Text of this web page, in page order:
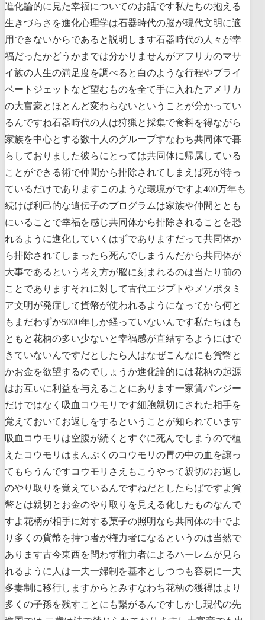
進化論的に見た幸福についてのお話です私たちの抱える
生きづらさを進化心理学は石器時代の脳が現代文明に適
用できないからであると説明します石器時代の人々が幸
福だったかどうかまでは分かりませんがアフリカのマサ
イ族の人生の満足度を調べると白のような行程やプライ
ベートジェットなど望むものを全て手に入れたアメリカ
の大富豪とほとんど変わらないということが分かってい
るんですね石器時代の人は狩猟と採集で食料を得ながら
家族を中心とする数十人のグループすなわち共同体で暮
らしておりました彼らにとっては共同体に帰属している
ことができる術で仲間から排除されてしまえば死が待っ
ているだけでありますこのような環境がですよ400万年も
続けば利己的な遺伝子のプログラムは家族や仲間ととも
にいることで幸福を感じ共同体から排除されることを恐
れるように進化していくはずでありますだって共同体か
ら排除されてしまったら死んでしまうんだから共同体が
大事であるという考え方が脳に刻まれるのは当たり前の
ことでありますそれに対して古代エジプトやメソポタミ
ア文明が発症して貨幣が使われるようになってから何と
もまだわずか5000年しか経っていないんです私たちはも
ともと花柄の多い少ないと幸福感が直結するようにはで
きていないんですだとしたら人はなぜこんなにも貨幣と
かお金を欲望するのでしょうか進化論的には花柄の起源
はお互いに利益を与えることにあります一家賃パンジー
だけではなく吸血コウモリです細胞親切にされた相手を
覚えておいてお返しをするということが知られています
吸血コウモリは空腹が続くとすぐに死んでしまうので植
えたコウモリはまんぷくのコウモリの胃の中の血を譲っ
てもらうんですコウモリさえもこうやって親切のお返し
のやり取りを覚えているんですねだとしたらばですよ貨
幣とは親切とお金のやり取りを見える化したものなんで
すよ花柄が相手に対する菓子の照明なら共同体の中でよ
り多くの貨幣を持つ者が権力者になるというのは当然で
あります古今東西を問わず権力者によるハーレムが見ら
れるように人は一夫一婦制を基本としつつも容易に一夫
多妻制に移行しますからとみすなわち花柄の獲得はより
多くの子孫を残すことにも繋がるんですしかし現代の先